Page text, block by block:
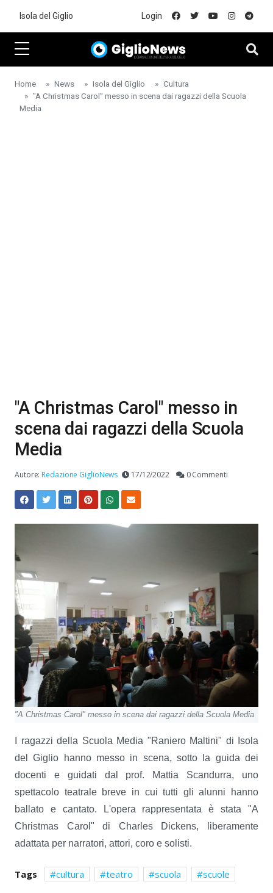
Isola del Giglio Login
Home News Isola del Giglio
Cultura
"A Christmas Carol" messo in scena dai ragazzi della Scuola
Media
"A Christmas Carol" messo in
scena dai ragazzi della Scuola
Media
Autore:Redazione GiglioNews 17/12/2022 0 Commenti
"A Christmas Carol" messo in scena dai ragazzi della Scuola Media
I ragazzi della Scuola Media "Raniero Maltini" di Isola
del Giglio hanno messo in scena, sotto la guida dei
docenti e guidati dal prof. Mattia Scandurra, uno
spettacolo teatrale breve in cui tutti gli alunni hanno
ballato e cantato. L'opera rappresentata è stata "A
Christmas Carol" di Charles Dickens, liberamente
adattata per narratori, attori, coro e solisti.
Tags cultura teatro scuola scuole